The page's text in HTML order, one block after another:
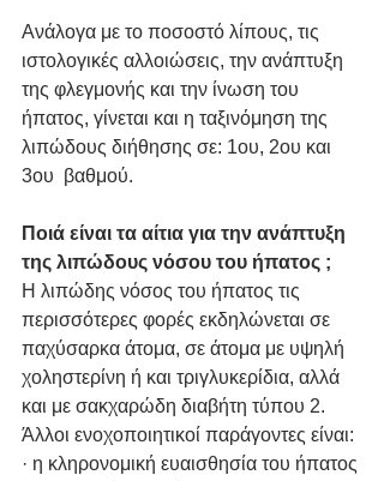
Ανάλογα με το ποσοστό λίπους, τις
ιστολογικές αλλοιώσεις, την ανάπτυξη
της φλεγμονής και την ίνωση του
ήπατος, γίνεται και η ταξινόμηση της
λιπώδους διήθησης σε: 1ου, 2ου και
3ου  βαθμού.
Ποιά είναι τα αίτια για την ανάπτυξη
της λιπώδους νόσου του ήπατος ;
Η λιπώδης νόσος του ήπατος τις
περισσότερες φορές εκδηλώνεται σε
παχύσαρκα άτομα, σε άτομα με υψηλή
χοληστερίνη ή και τριγλυκερίδια, αλλά
και με σακχαρώδη διαβήτη τύπου 2.
Άλλοι ενοχοποιητικοί παράγοντες είναι:
· η κληρονομική ευαισθησία του ήπατος